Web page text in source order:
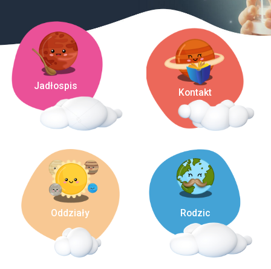
Jadłospis
Kontakt
Oddziały Rodzic